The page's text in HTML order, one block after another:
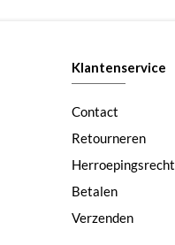
Klantenservice
Contact
Retourneren
Herroepingsrecht
Betalen
Verzenden